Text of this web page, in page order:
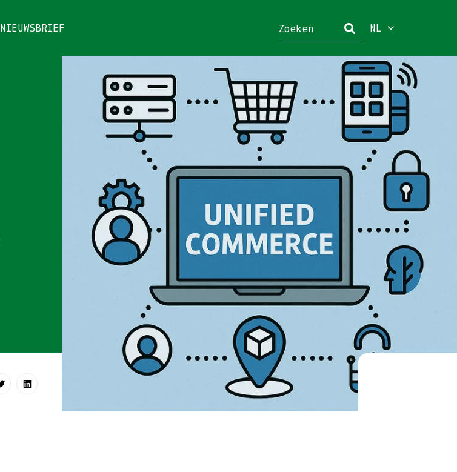
NIEUWSBRIEF NL
Sluiten